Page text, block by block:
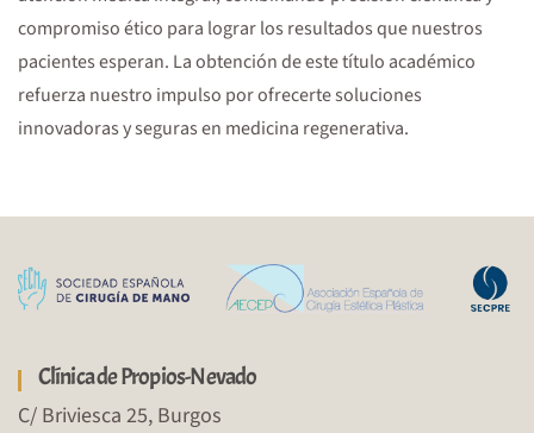
compromiso ético para lograr los resultados que nuestros
pacientes esperan. La obtención de este título académico
refuerza nuestro impulso por ofrecerte soluciones
innovadoras y seguras en medicina regenerativa.
Clínica de Propios-Nevado
C/ Briviesca 25, Burgos